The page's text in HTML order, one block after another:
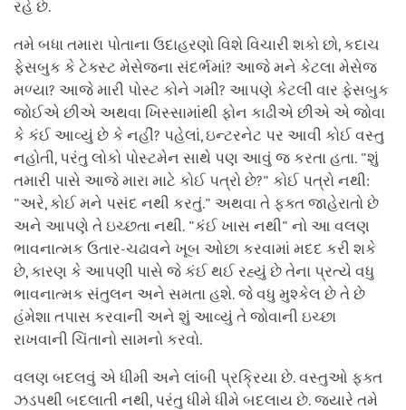
રહે છે.
તમે બધા તમારા પોતાના ઉદાહરણો વિશે વિચારી શકો છો, કદાચ
ફેસબુક કે ટેક્સ્ટ મેસેજના સંદર્ભમાં? આજે મને કેટલા મેસેજ
મળ્યા? આજે મારી પોસ્ટ કોને ગમી? આપણે કેટલી વાર ફેસબુક
જોઈએ છીએ અથવા ખિસ્સામાંથી ફોન કાઢીએ છીએ એ જોવા
કે કંઈ આવ્યું છે કે નહીં? પહેલાં, ઇન્ટરનેટ પર આવી કોઈ વસ્તુ
નહોતી, પરંતુ લોકો પોસ્ટમેન સાથે પણ આવું જ કરતા હતા. "શું
તમારી પાસે આજે મારા માટે કોઈ પત્રો છે?" કોઈ પત્રો નથી:
"અરે, કોઈ મને પસંદ નથી કરતું." અથવા તે ફક્ત જાહેરાતો છે
અને આપણે તે ઇચ્છતા નથી. "કંઈ ખાસ નથી" નો આ વલણ
ભાવનાત્મક ઉતાર-ચઢાવને ખૂબ ઓછા કરવામાં મદદ કરી શકે
છે, કારણ કે આપણી પાસે જે કંઈ થઈ રહ્યું છે તેના પ્રત્યે વધુ
ભાવનાત્મક સંતુલન અને સમતા હશે. જે વધુ મુશ્કેલ છે તે છે
હંમેશા તપાસ કરવાની અને શું આવ્યું તે જોવાની ઇચ્છા
રાખવાની ચિંતાનો સામનો કરવો.
વલણ બદલવું એ ધીમી અને લાંબી પ્રક્રિયા છે. વસ્તુઓ ફક્ત
ઝડપથી બદલાતી નથી, પરંતુ ધીમે ધીમે બદલાય છે. જ્યારે તમે